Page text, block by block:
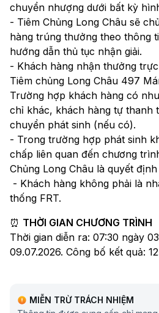
chuyển nhượng dưới bất kỳ
- Tiêm Chủng Long Châu sẽ
hàng trúng thưởng theo thông
hướng dẫn thủ tục nhận giải.
- Khách hàng nhận thưởng
Tiêm chủng Long Châu 497
Trường hợp khách hàng có
chỉ khác, khách hàng tự thanh
chuyển phát sinh (nếu có).
- Trong trường hợp phát sinh
chấp liên quan đến chương
Chủng Long Châu là quyết
- Khách hàng không phải là
thống FRT.
⏰ THỜI GIAN CHƯƠNG TRÌNH
Thời gian diễn ra: 07:30 ngày
09.07.2026. Công bố kết quả:
MIỄN TRỪ TRÁCH NHIỆM